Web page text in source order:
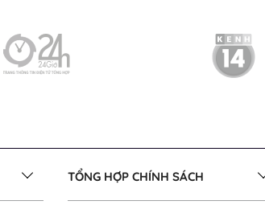
TỔNG HỢP CHÍNH SÁCH